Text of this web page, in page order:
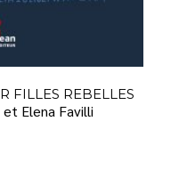
FILLES REBELLES
Elena Favilli